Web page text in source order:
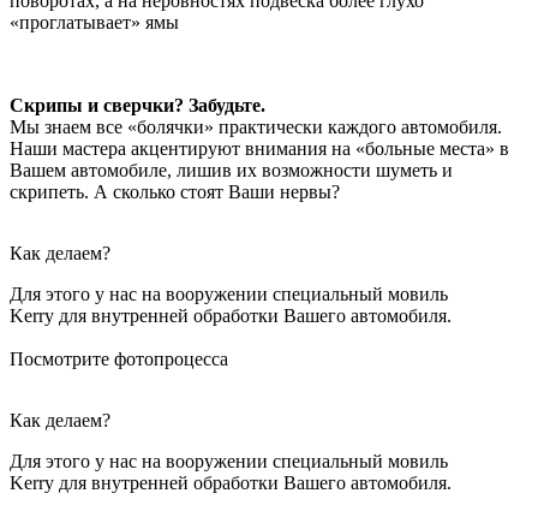
«проглатывает» ямы
Скрипы и сверчки? Забудьте.
Мы знаем все «болячки» практически каждого автомобиля.
Наши мастера акцентируют внимания на «больные места» в
Вашем автомобиле, лишив их возможности шуметь и
скрипеть. А сколько стоят Ваши нервы?
Как делаем?
Для этого у нас на вооружении специальный мовиль
Kerry для внутренней обработки Вашего автомобиля.
Посмотрите фотопроцесса
Как делаем?
Для этого у нас на вооружении специальный мовиль
Kerry для внутренней обработки Вашего автомобиля.